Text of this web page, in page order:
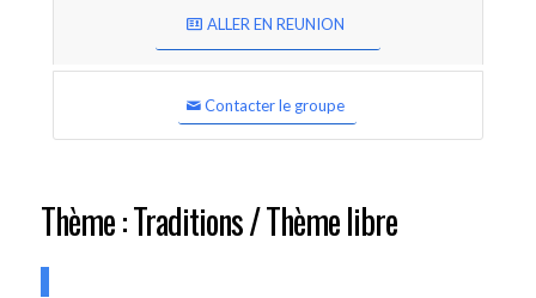
ALLER EN REUNION
Contacter le groupe
Thème : Traditions / Thème libre